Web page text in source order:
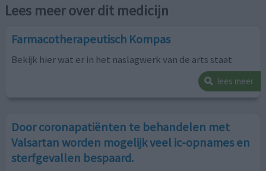
Lees meer over dit medicijn
Farmacotherapeutisch Kompas
Bekijk hier wat er in het naslagwerk van de arts staat
lees meer
Door coronapatiënten te behandelen met
Valsartan worden mogelijk veel ic-opnames en
sterfgevallen bespaard.